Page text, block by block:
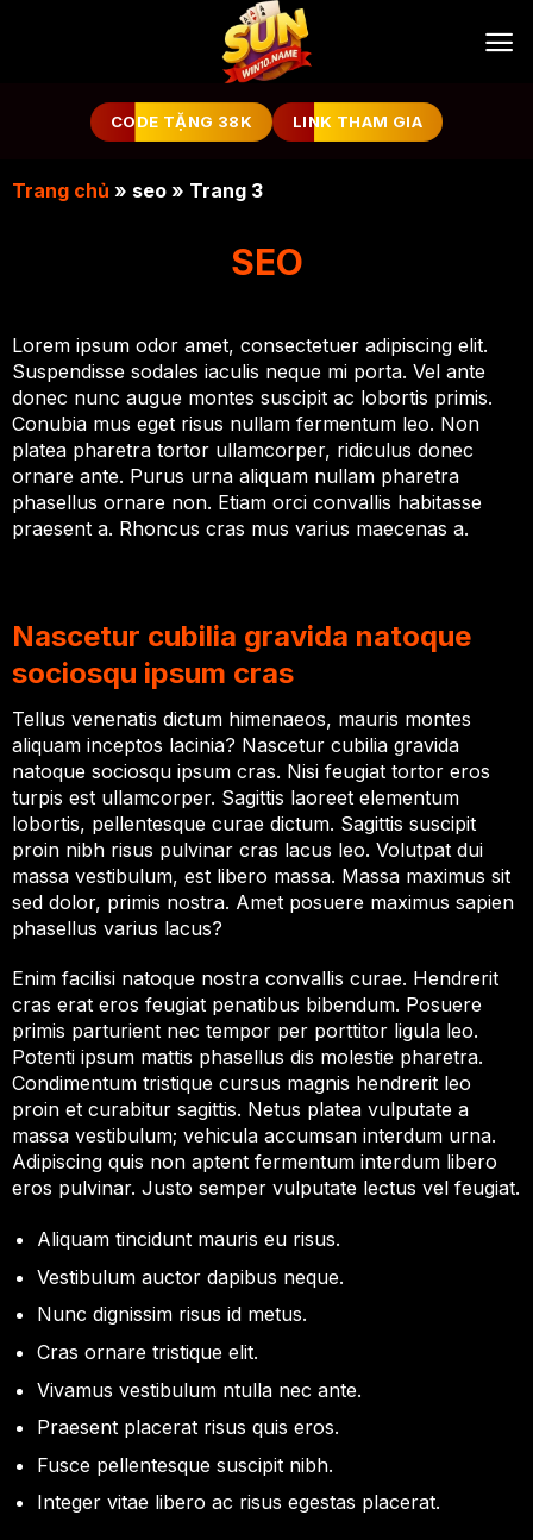
CODE TẶNG 38K LINK THAM GIA
Trang chủ » seo» Trang 3
SEO
Lorem ipsum odor amet, consectetuer adipiscing elit.
Suspendisse sodales iaculis neque mi porta. Vel ante
donec nunc augue montes suscipit ac lobortis primis.
Conubia mus eget risus nullam fermentum leo. Non
platea pharetra tortor ullamcorper, ridiculus donec
ornare ante. Purus urna aliquam nullam pharetra
phasellus ornare non. Etiam orci convallis habitasse
praesent a. Rhoncus cras mus varius maecenas a.
Nascetur cubilia gravida natoque
sociosqu ipsum cras
Tellus venenatis dictum himenaeos, mauris montes
aliquam inceptos lacinia? Nascetur cubilia gravida
natoque sociosqu ipsum cras. Nisi feugiat tortor eros
turpis est ullamcorper. Sagittis laoreet elementum
lobortis, pellentesque curae dictum. Sagittis suscipit
proin nibh risus pulvinar cras lacus leo. Volutpat dui
massa vestibulum, est libero massa. Massa maximus sit
sed dolor, primis nostra. Amet posuere maximus sapien
phasellus varius lacus?
Enim facilisi natoque nostra convallis curae. Hendrerit
cras erat eros feugiat penatibus bibendum. Posuere
primis parturient nec tempor per porttitor ligula leo.
Potenti ipsum mattis phasellus dis molestie pharetra.
Condimentum tristique cursus magnis hendrerit leo
proin et curabitur sagittis. Netus platea vulputate a
massa vestibulum; vehicula accumsan interdum urna.
Adipiscing quis non aptent fermentum interdum libero
eros pulvinar. Justo semper vulputate lectus vel feugiat.
Aliquam tincidunt mauris eu risus.
Vestibulum auctor dapibus neque.
Nunc dignissim risus id metus.
Cras ornare tristique elit.
Vivamus vestibulum ntulla nec ante.
Praesent placerat risus quis eros.
Fusce pellentesque suscipit nibh.
Integer vitae libero ac risus egestas placerat.